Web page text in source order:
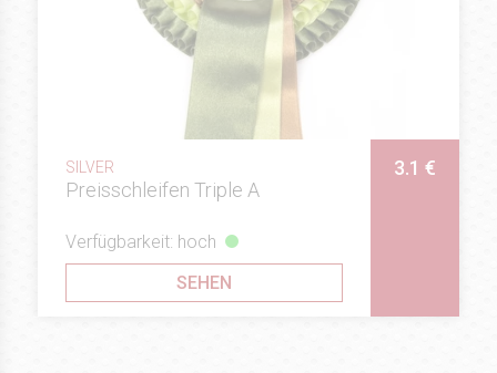
SILVER
Preisschleifen Triple A
3.1 €
Verfügbarkeit: hoch
SEHEN